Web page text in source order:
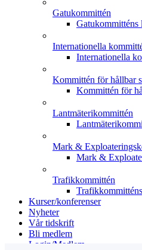
Gatukommittén
Gatukommitténs
Internationella
Internationella
Kommittén för hållbar
Kommittén för
Lantmäterikommittén
Mark &
Mark &
Trafikkommittén
Kurser/konferenser
Nyheter
Vår tidskrift
Bli medlem
Login/Medlem